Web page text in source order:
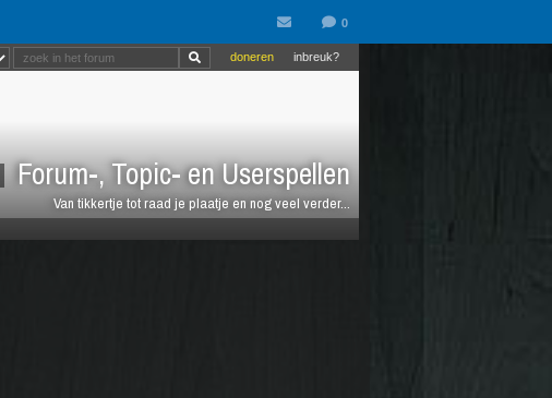
Forum-, Topic- en Userspellen
Van tikkertje tot raad je plaatje en nog veel verder...
inbreuk?
doneren